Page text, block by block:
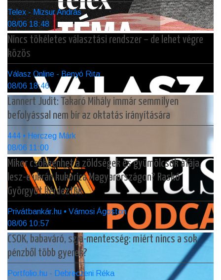
Telex - Mizsur András
08/06 18:48
Nincs tökéletes választási rendszer – de lehet végre
közös
Válasz Online - Benyó Rita
08/06 18:46
Lannert Judit: Takaró Mihály immár semmilyen
befolyással nem bír az oktatás irányítására
444 • Herczeg Márk
08/06 11:00
Mikor csökkenhet a zöldségek és gyümölcsök áfája,
lesz-e ukrán kukorica Magyarországon? Raskó
Györgyöt kérdeztük
Privátbankár.hu • Vámosi Ágoston
08/06 10:57
CSOK, babaváró, szja-mentesség: miért nincs a sok
pénzből több gyerek?
Portfolio.hu - Debreczeni Réka